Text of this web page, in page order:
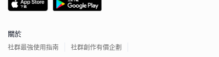
關於
社群最強使用指南
社群創作有價企劃